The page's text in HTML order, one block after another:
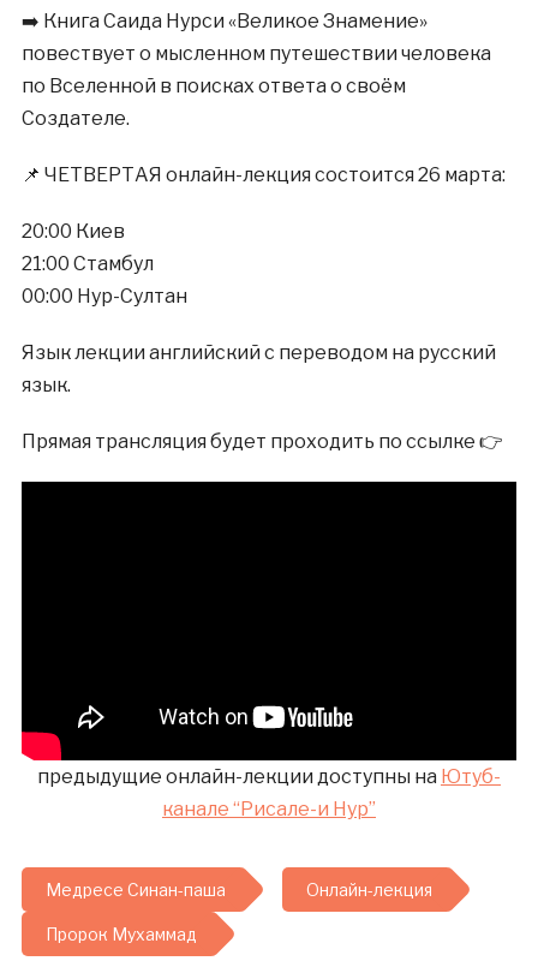
➡️ Книга Саида Нурси «Великое Знамение»
повествует о мысленном путешествии человека
по Вселенной в поисках ответа о своём
Создателе.
📌 ЧЕТВЕРТАЯ онлайн-лекция состоится 26 марта:
20:00 Киев
21:00 Стамбул
00:00 Нур-Султан
Язык лекции английский с переводом на русский
язык.
Прямая трансляция будет проходить по ссылке 👉
предыдущие онлайн-лекции доступны на Ютуб-
канале “Рисале-и Нур”
Медресе Синан-паша Онлайн-лекция
Пророк Мухаммад